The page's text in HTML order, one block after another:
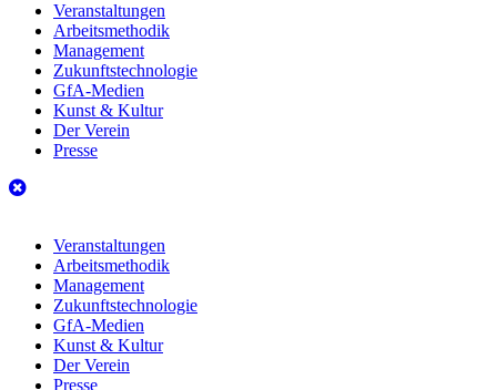
Veranstaltungen
Arbeitsmethodik
Management
Zukunftstechnologie
GfA-Medien
Kunst & Kultur
Der Verein
Presse
Veranstaltungen
Arbeitsmethodik
Management
Zukunftstechnologie
GfA-Medien
Kunst & Kultur
Der Verein
Presse